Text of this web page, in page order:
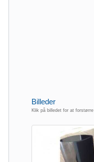
Billeder
Klik på billedet for at forstørre